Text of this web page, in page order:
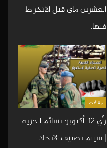
العشرين ماي قبل الانخراط
فيها.
مقالات
رأي 12-أكتوبر: نسائم الحرية
| سيتم تصنيف الاتحاد